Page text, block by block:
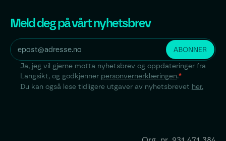
Meld deg på vårt nyhetsbrev
Ja, jeg vil gjerne motta nyhetsbrev og oppdateringer fra
Langsikt, og godkjenner personvernerklæringen.*
Du kan også lese tidligere utgaver av nyhetsbrevet her.